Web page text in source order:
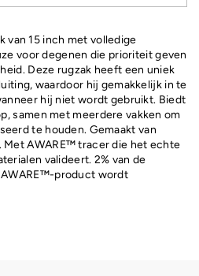
van 15 inch met volledige
voor degenen die prioriteit geven
Deze rugzak heeft een uniek
waardoor hij gemakkelijk in te
hij niet wordt gebruikt. Biedt
samen met meerdere vakken om
te houden. Gemaakt van
AWARE™ tracer die het echte
valideert. 2% van de
product wordt